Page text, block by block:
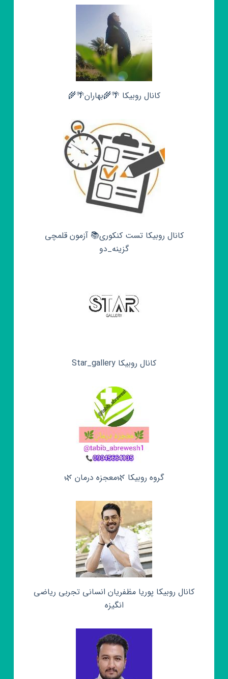
کانال روبیکا 🌴🌾بهاران🌴🌾
کانال روبیکا تست کنکوری📚 آزمون قلمچی‌‌
گزینه_دو
کانال روبیکا Star_gallery
گروه روبیکا 🌿معجزه درمان 🌿
کانال روبیکا پوریا مظفریان انسانی تجربی ریاضی
انگیزه